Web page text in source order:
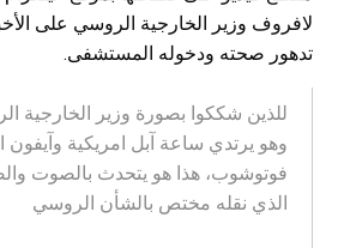
لافروف وزير الخارجية الروسي على
تدهور صحته ودخوله المستشفى.
للذين شككوا بصورة وزير الخارجية
وهو يرتدي ساعة آبل امريكية وآيفون
فوتوشوب، هذا هو يتحدث بالصوت
الذي نقله مختص بالشأن الروسي